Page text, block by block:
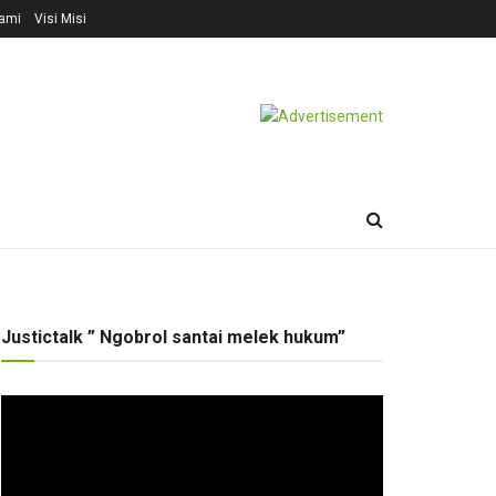
Visi Misi
Justictalk ” Ngobrol santai melek hukum”